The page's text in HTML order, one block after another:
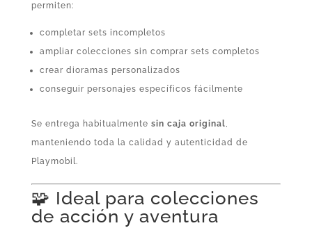
permiten:
completar sets incompletos
ampliar colecciones sin comprar sets completos
crear dioramas personalizados
conseguir personajes específicos fácilmente
Se entrega habitualmente sin caja original,
manteniendo toda la calidad y autenticidad de
Playmobil.
🧩 Ideal para colecciones
de acción y aventura